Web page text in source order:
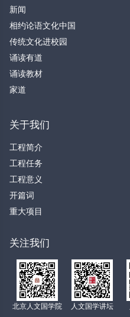
新闻
相约论语文化中国
传统文化进校园
诵读有道
诵读教材
家道
关于我们
工程简介
工程任务
工程意义
开篇词
重大项目
关注我们
北京人文国学院 人文国学讲坛